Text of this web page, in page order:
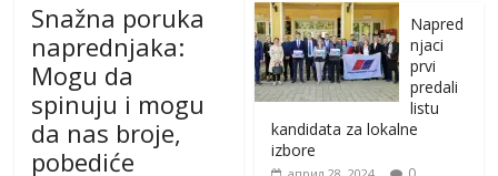
Snažna poruka
naprednjaka:
Mogu da
spinuju i mogu
da nas broje,
pobediće
Napred
njaci
prvi
predali
listu
kandidata za lokalne
izbore